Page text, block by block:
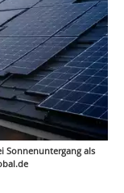
Sonnenuntergang als